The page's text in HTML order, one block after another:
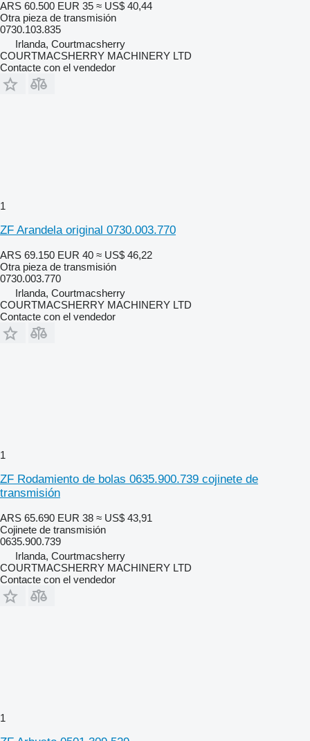
ARS 60.500 EUR 35 ≈ US$ 40,44
Otra pieza de transmisión
0730.103.835
Irlanda, Courtmacsherry
COURTMACSHERRY MACHINERY LTD
Contacte con el vendedor
1
ZF Arandela original 0730.003.770
ARS 69.150 EUR 40 ≈ US$ 46,22
Otra pieza de transmisión
0730.003.770
Irlanda, Courtmacsherry
COURTMACSHERRY MACHINERY LTD
Contacte con el vendedor
1
ZF Rodamiento de bolas 0635.900.739 cojinete de
transmisión
ARS 65.690 EUR 38 ≈ US$ 43,91
Cojinete de transmisión
0635.900.739
Irlanda, Courtmacsherry
COURTMACSHERRY MACHINERY LTD
Contacte con el vendedor
1